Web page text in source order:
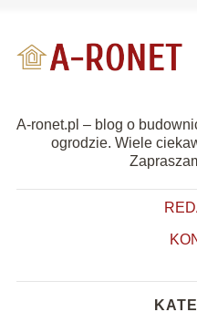
A-ronet.pl – blog o
ogrodzie. Wiele